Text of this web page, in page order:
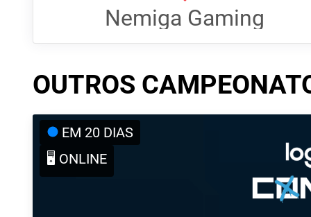
Nemiga Gaming
OUTROS
EM 20 DIAS
🖥️ ONLINE